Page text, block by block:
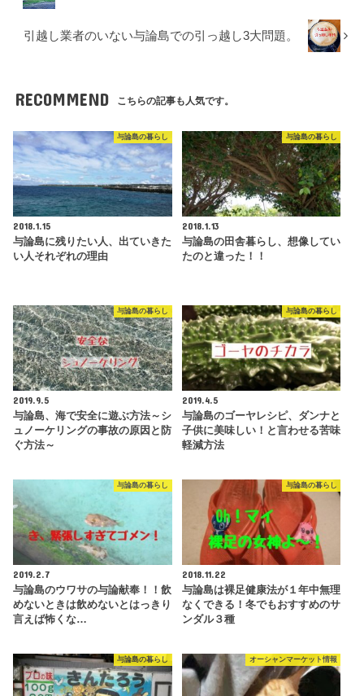
引越し業者のいない与論島での引っ越し3大問題。
RECOMMEND こちらの記事も人気です。
与論島の暮らし
2018.1.15
与論島に残りたい人、出ていきた
い人それぞれの理由
与論島の暮らし
2018.1.13
与論島の田舎暮らし、想像してい
たのと違った！！
与論島の暮らし
2019.9.5
与論島、海で安全に遊ぶ方法～シ
ュノーケリングの事故の原因と防
ぐ方法～
与論島の暮らし
2019.4.5
与論島のゴーヤレシピ、ダンナと
子供に美味しい！と言わせる苦味
軽減方法
与論島の暮らし
2019.2.7
与論島のウワサの与論献奉！！飲
めないときは飲めないとはっきり
言えば怖くな…
与論島の暮らし
2018.11.22
与論島は裸足健康法が１年中無理
なくできる！冬でもおすすめのサ
ンダル３種
与論島の暮らし オーシャンマーケット情報